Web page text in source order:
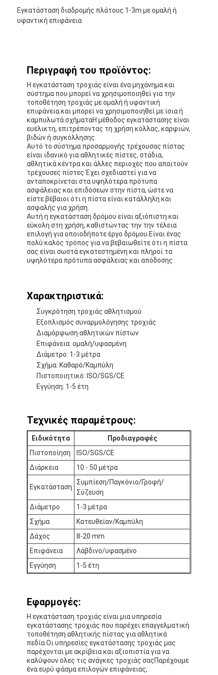
Σπίτι
Προϊόντα
Βίντεο
Εγκατάσταση διαδρομής πλάτους 1-3m με ομαλή ή
υφαντική επιφάνεια
Περιγραφή του προϊόντος:
Η εγκατάσταση τροχιάς είναι ένα μηχάνημα και
σύστημα που μπορεί να χρησιμοποιηθεί για την
τοποθέτηση τροχιάς με ομαλή ή υφαντική
επιφάνεια.και μπορεί να χρησιμοποιηθεί με ίσια ή
καμπυλωτά σχήματαΗ μέθοδος εγκατάστασης είναι
ευέλικτη, επιτρέποντας τη χρήση κόλλας, καρφιών,
βιδών ή συγκόλλησης.
Αυτό το σύστημα προσαρμογής τρέχουσας πίστας
είναι ιδανικό για αθλητικές πίστες, στάδια,
αθλητικά κέντρα και άλλες περιοχές που απαιτούν
τρέχουσες πίστες.Έχει σχεδιαστεί για να
ανταποκρίνεται στα υψηλότερα πρότυπα
ασφάλειας και επιδόσεων στην πίστα, ώστε να
είστε βέβαιοι ότι η πίστα είναι κατάλληλη και
ασφαλής για χρήση.
Αυτή η εγκατάσταση δρόμου είναι αξιόπιστη και
εύκολη στη χρήση, καθιστώντας την την τέλεια
επιλογή για οποιοδήποτε έργο δρόμου.Είναι ένας
πολύ καλός τρόπος για να βεβαιωθείτε ότι η πίστα
σας είναι σωστά εγκατεστημένη και πληροί τα
υψηλότερα πρότυπα ασφάλειας και απόδοσης.
Χαρακτηριστικά:
Συγκρότηση τροχιάς αθλητισμού
Εξοπλισμός συναρμολόγησης τροχιάς
Διαμόρφωση αθλητικών πίστων
Επιφάνεια: ομαλή/υφασμένη
Διάμετρο: 1-3 μέτρα
Σχήμα: Καθαρό/Καμπύλη
Πιστοποιητικό: ISO/SGS/CE
Εγγύηση: 1-5 έτη
Τεχνικές παραμέτρους:
Ειδικότητα
Προδιαγραφές
Πιστοποίηση
ISO/SGS/CE
Διάρκεια
10 - 50 μέτρα
Εγκατάσταση
Συμπίεση/Παγκόνιο/Γροφή/
Σύζευση
Διάμετρο
1-3 μέτρα
Σχήμα
Κατευθείαν/Καμπύλη
Δάχος
8-20 mm
Επιφάνεια
Λάβδινο/υφασμένο
Εγγύηση
1-5 έτη
Εφαρμογές:
Η εγκατάσταση τροχιάς είναι μια υπηρεσία
εγκατάστασης τροχιάς που παρέχει επαγγελματική
τοποθέτηση αθλητικής πίστας για αθλητικά
πεδία.Οι υπηρεσίες εγκατάστασης τροχιάς μας
παρέχονται με ακρίβεια και αξιοπιστία για να
καλύψουν όλες τις ανάγκες τροχιάς σαςΠαρέχουμε
ένα ευρύ φάσμα επιλογών επιφάνειας,